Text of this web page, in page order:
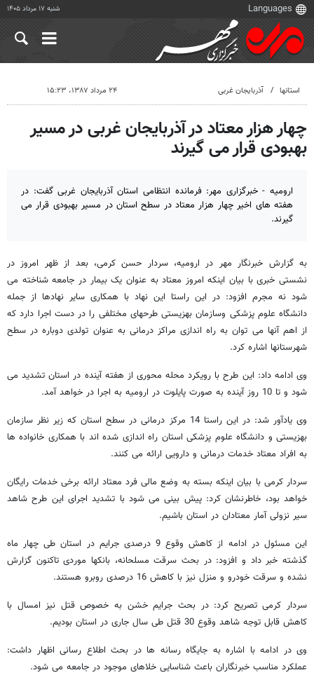
شنبه ۱۷ مرداد ۱۴۰۵
استانها آذربایجان غربی ۲۴ مرداد ۱۳۸۷، ۱۵:۲۳
چهار هزار معتاد در آذربایجان غربی در مسیر
بهبودی قرار می گیرند
ارومیه - خبرگزاری مهر: فرمانده انتظامی استان آذربایجان غربی گفت: در
هفته های اخیر چهار هزار معتاد در سطح استان در مسیر بهبودی قرار می
گیرند.
به گزارش خبرنگار مهر در ارومیه، سردار حسن کرمی، بعد از ظهر امروز در
نشستی خبری با بیان اینکه امروز معتاد به عنوان یک بیمار در جامعه شناخته می
شود نه مجرم افزود: در این راستا این نهاد با همکاری سایر نهادها از جمله
دانشگاه علوم پزشکی وسازمان بهزیستی طرحهای مختلفی را در دست اجرا دارد که
از اهم آنها می توان به راه اندازی مراکز درمانی به عنوان تولدی دوباره در سطح
شهرستانها اشاره کرد.
وی ادامه داد: این طرح با رویکرد محله محوری از هفته آینده در استان تشدید می
شود و تا 10 روز آینده به صورت پایلوت در ارومیه به اجرا در خواهد آمد.
وی یادآور شد: در این راستا 14 مرکز درمانی در سطح استان که زیر نظر سازمان
بهزیستی و دانشگاه علوم پزشکی استان راه اندازی شده اند با همکاری خانواده ها
به افراد معتاد خدمات درمانی و دارویی ارائه می کنند.
سردار کرمی با بیان اینکه بسته به وضع مالی فرد معتاد ارائه برخی خدمات رایگان
خواهد بود، خاطرنشان کرد: پیش بینی می شود با تشدید اجرای این طرح شاهد
سیر نزولی آمار معتادان در استان باشیم.
این مسئول در ادامه از کاهش وقوع 9 درصدی جرایم در استان طی چهار ماه
گذشته خبر داد و افزود: در بحث سرقت مسلحانه، بانکها موردی تاکنون گزارش
نشده و سرقت خودرو و منزل نیز با کاهش 16 درصدی روبرو هستند.
سردار کرمی تصریح کرد: در بحث جرایم خشن به خصوص قتل نیز امسال با
کاهش قابل توجه شاهد وقوع 30 قتل طی سال جاری در استان بودیم.
وی در ادامه با اشاره به جایگاه رسانه ها در بحث اطلاع رسانی اظهار داشت:
عملکرد مناسب خبرنگاران باعث شناسایی خلاهای موجود در جامعه می شود.